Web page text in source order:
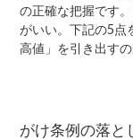
の正確な把握です
がいい。下記の5点
高値」を引き出す
がけ条例の落と